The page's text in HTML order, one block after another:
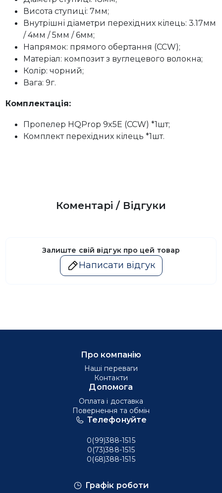
Висота ступиці: 7мм;
Внутрішні діаметри перехідних кілець: 3.17мм
/ 4мм / 5мм / 6мм;
Напрямок: прямого обертання (CCW);
Матеріал: композит з вуглецевого волокна;
Колір: чорний;
Вага: 9г.
Комплектація:
Пропелер HQProp 9x5E (CCW) *1шт;
Комплект перехідних кілець *1шт.
Коментарі / Відгуки
Залиште свій відгук про цей товар
Написати відгук
Графік роботи
Телефонуйте
0(99)388-1515
0(73)388-1515
0(68)388-1515
Про компанію
Наші переваги
Контакти
Допомога
Оплата і доставка
Повернення та обмін